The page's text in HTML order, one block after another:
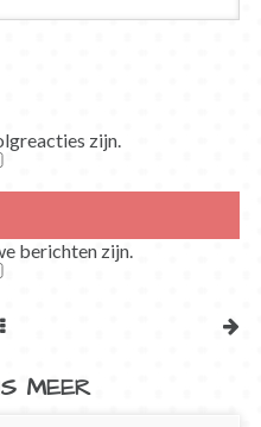
zijn.
berichten zijn.
MEER